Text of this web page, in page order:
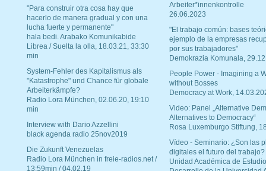
"Para construir otra cosa hay que
hacerlo de manera gradual y con una
lucha fuerte y permanente"
hala bedi. Arabako Komunikabide
Librea / Suelta la olla, 18.03.21, 33:30
min
System-Fehler des Kapitalismus als
"Katastrophe" und Chance für globale
Arbeiterkämpfe?
Radio Lora München, 02.06.20, 19:10
min
Interview with Dario Azzellini
black agenda radio 25nov2019
Die Zukunft Venezuelas
Radio Lora München in freie-radios.net /
13:59min / 04.02.19
Arbeiter*innenkontrolle
26.06.2023
"El trabajo común: bases
ejemplo de la empresas
por sus trabajadores"
Demokrazia Komunala,
People Power - Imagining a
without Bosses
Democracy at Work,
Video: Panel „Alternative
Alternatives to Democracy“
Rosa Luxemburgo Stiftung,
Vídeo - Seminario: ¿Son las
digitales el futuro del trabajo?
Unidad Académica de